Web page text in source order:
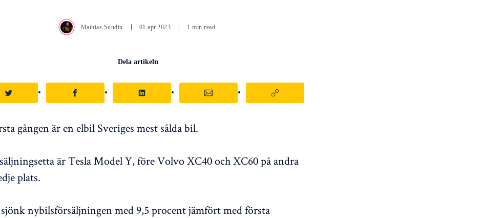
Mathias Sundin 01.apr.2023 1 min read
Dela artikeln
gången är en elbil Sveriges mest sålda bil.
är Tesla Model Y, före Volvo XC40 och XC60 på andra
plats.
nybilsförsäljningen med 9,5 procent jämfört med första